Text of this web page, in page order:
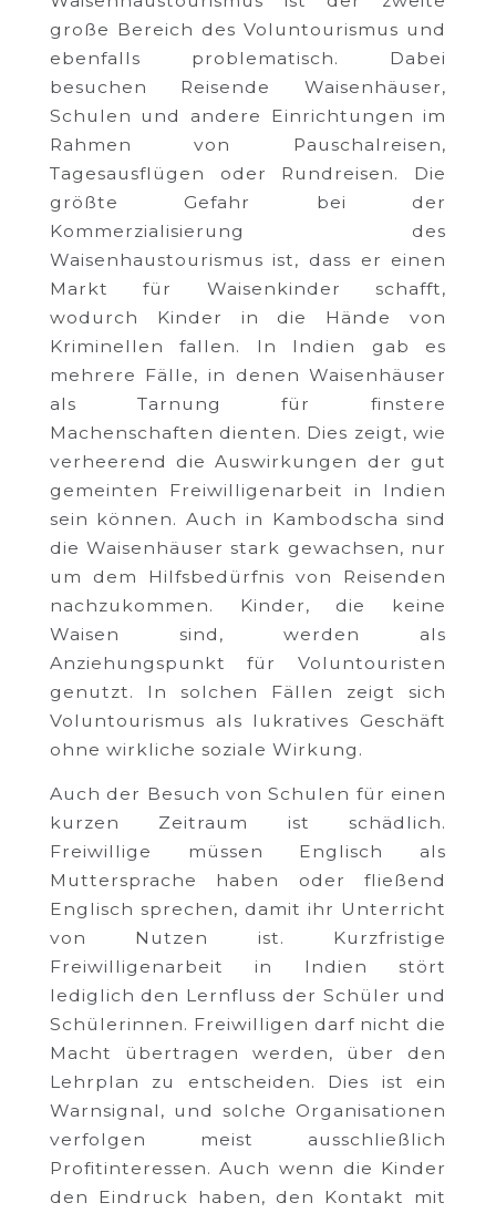
große Bereich des Voluntourismus und
ebenfalls problematisch. Dabei
besuchen Reisende Waisenhäuser,
Schulen und andere Einrichtungen im
Rahmen von Pauschalreisen,
Tagesausflügen oder Rundreisen. Die
größte Gefahr bei der
Kommerzialisierung des
Waisenhaustourismus ist, dass er einen
Markt für Waisenkinder schafft,
wodurch Kinder in die Hände von
Kriminellen fallen. In Indien gab es
mehrere Fälle, in denen Waisenhäuser
als Tarnung für finstere
Machenschaften dienten. Dies zeigt, wie
verheerend die Auswirkungen der gut
gemeinten Freiwilligenarbeit in Indien
sein können. Auch in Kambodscha sind
die Waisenhäuser stark gewachsen, nur
um dem Hilfsbedürfnis von Reisenden
nachzukommen. Kinder, die keine
Waisen sind, werden als
Anziehungspunkt für Voluntouristen
genutzt. In solchen Fällen zeigt sich
Voluntourismus als lukratives Geschäft
ohne wirkliche soziale Wirkung.
Auch der Besuch von Schulen für einen
kurzen Zeitraum ist schädlich.
Freiwillige müssen Englisch als
Muttersprache haben oder fließend
Englisch sprechen, damit ihr Unterricht
von Nutzen ist. Kurzfristige
Freiwilligenarbeit in Indien stört
lediglich den Lernfluss der Schüler und
Schülerinnen. Freiwilligen darf nicht die
Macht übertragen werden, über den
Lehrplan zu entscheiden. Dies ist ein
Warnsignal, und solche Organisationen
verfolgen meist ausschließlich
Profitinteressen. Auch wenn die Kinder
den Eindruck haben, den Kontakt mit